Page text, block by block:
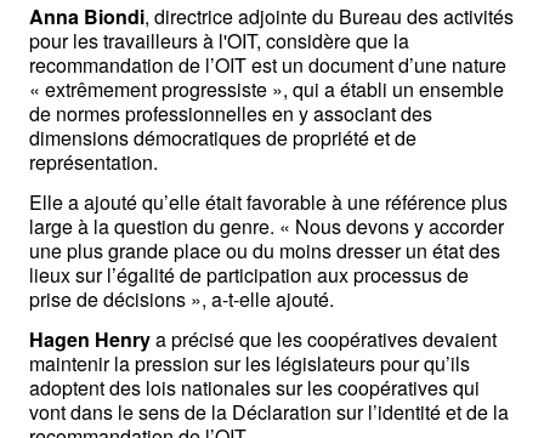
Anna Biondi, directrice adjointe du Bureau des activités
pour les travailleurs à l'OIT, considère que la
recommandation de l’OIT est un document d’une nature
« extrêmement progressiste », qui a établi un ensemble
de normes professionnelles en y associant des
dimensions démocratiques de propriété et de
représentation.
Elle a ajouté qu’elle était favorable à une référence plus
large à la question du genre. « Nous devons y accorder
une plus grande place ou du moins dresser un état des
lieux sur l’égalité de participation aux processus de
prise de décisions », a-t-elle ajouté.
Hagen Henry a précisé que les coopératives devaient
maintenir la pression sur les législateurs pour qu’ils
adoptent des lois nationales sur les coopératives qui
vont dans le sens de la Déclaration sur l’identité et de la